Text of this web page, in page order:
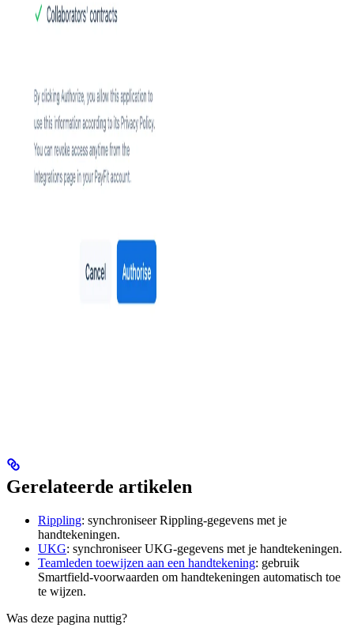
Gerelateerde artikelen
Rippling: synchroniseer Rippling-gegevens met je
handtekeningen.
UKG: synchroniseer UKG-gegevens met je handtekeningen.
Teamleden toewijzen aan een handtekening: gebruik
Smartfield-voorwaarden om handtekeningen automatisch toe
te wijzen.
Was deze pagina nuttig?